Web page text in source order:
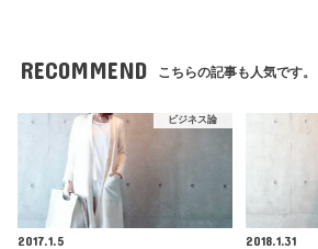
RECOMMEND こちらの記事も人気です。
ビジネス論
2017.1.5
2018.1.31